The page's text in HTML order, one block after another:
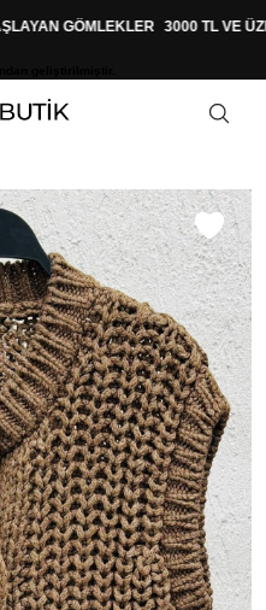
GÖMLEKLER 3000 TL VE